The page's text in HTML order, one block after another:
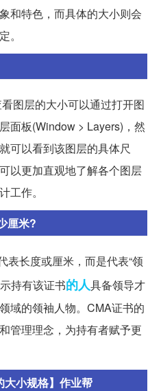
和特色，而具体的大小则会
。
图层的大小可以通过打开图
面板(Window > Layers)，然
可以看到该图层的具体尺
以更加直观地了解各个图层
工作。
厘米?
表长度或厘米，而是代表“领
持有该证书的人具备领导才
域的领袖人物。CMA证书的
管理理念，为持有者赋予更
大小规格】作业帮